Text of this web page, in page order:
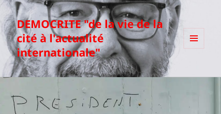
DEMOCRITE "de la vie de la
cité à l'actualité
internationale"